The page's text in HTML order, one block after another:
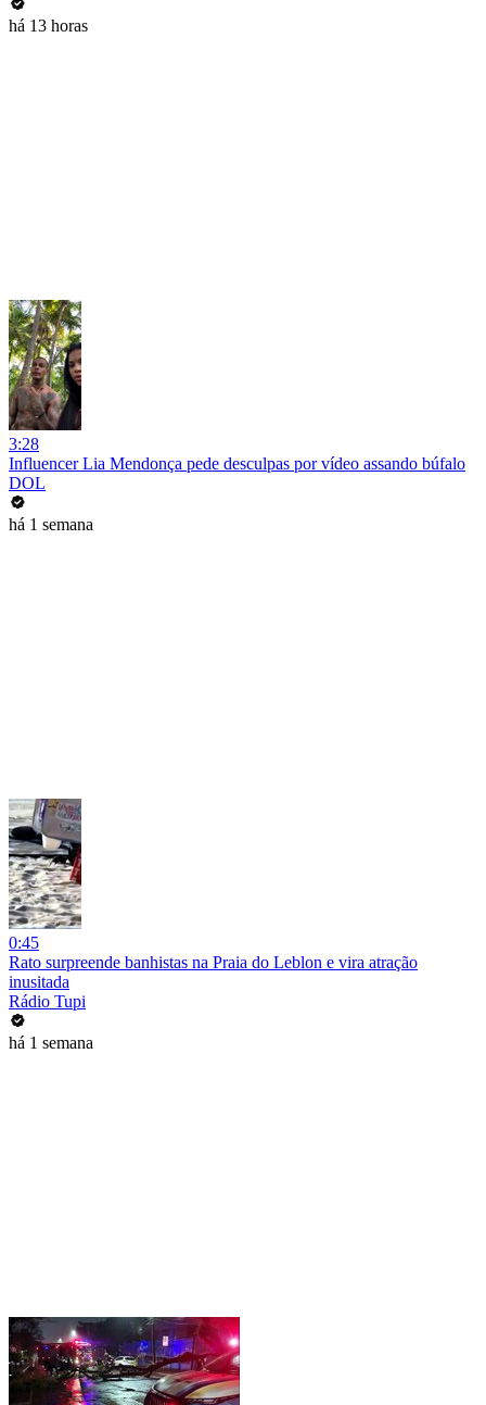
há 13 horas
3:28
Influencer Lia Mendonça pede desculpas por vídeo assando búfalo
DOL
há 1 semana
0:45
Rato surpreende banhistas na Praia do Leblon e vira atração
inusitada
Rádio Tupi
há 1 semana